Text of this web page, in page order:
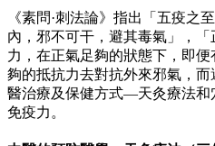
《素問·刺法論》指出「五疫之
內，邪不可干，避其毒氣」，
力，在正氣足夠的狀態下，即
夠的抵抗力去對抗外來邪氣，
醫治療及保健方式—天灸療法和
免疫力。